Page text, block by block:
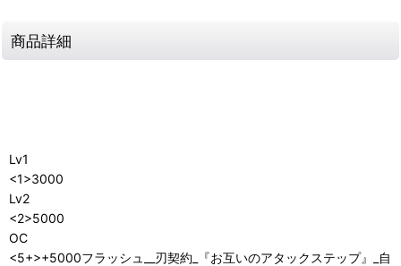
商品詳細
Lv1
<1>3000
Lv2
<2>5000
OC
<5+>+5000フラッシュ__刃契約_『お互いのアタックステップ』_自